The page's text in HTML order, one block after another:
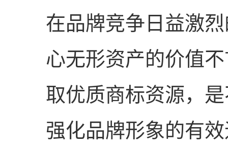
在品牌竞争日益激
心无形资产的价值
取优质商标资源，
强化品牌形象的有